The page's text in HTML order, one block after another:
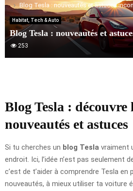
Blog Tesla : nouveautés et astuces
Habitat, Tech & Auto
Blog Tesla : nouveautés et
253
Blog Tesla : découvre
nouveautés et astuces
Si tu cherches un blog Tesla vraiment
endroit. Ici, l’idée n’est pas seulement
c’est de t’aider à comprendre Tesla en
nouveautés, à mieux utiliser ta voiture